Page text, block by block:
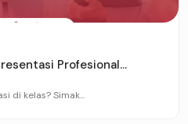
Profesional...
di kelas? Simak...